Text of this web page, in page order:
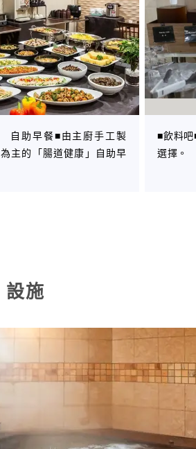
自助早餐■由主廚手工製
主的「腸道健康」自助早
■飲料
選擇。
設施